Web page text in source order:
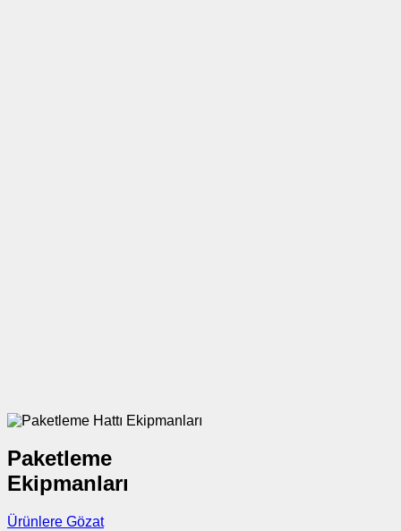
Paketleme
Ekipmanları
Ürünlere Gözat